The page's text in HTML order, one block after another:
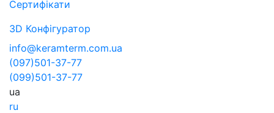
Сертифікати
3D Конфігуратор
info@keramterm.com.ua
(097)501-37-77
(099)501-37-77
ua
ru